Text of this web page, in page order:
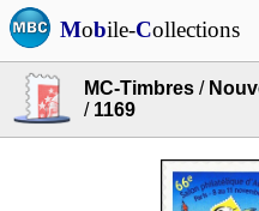
Mobile-Collections
MC-Timbres /
/ 1169